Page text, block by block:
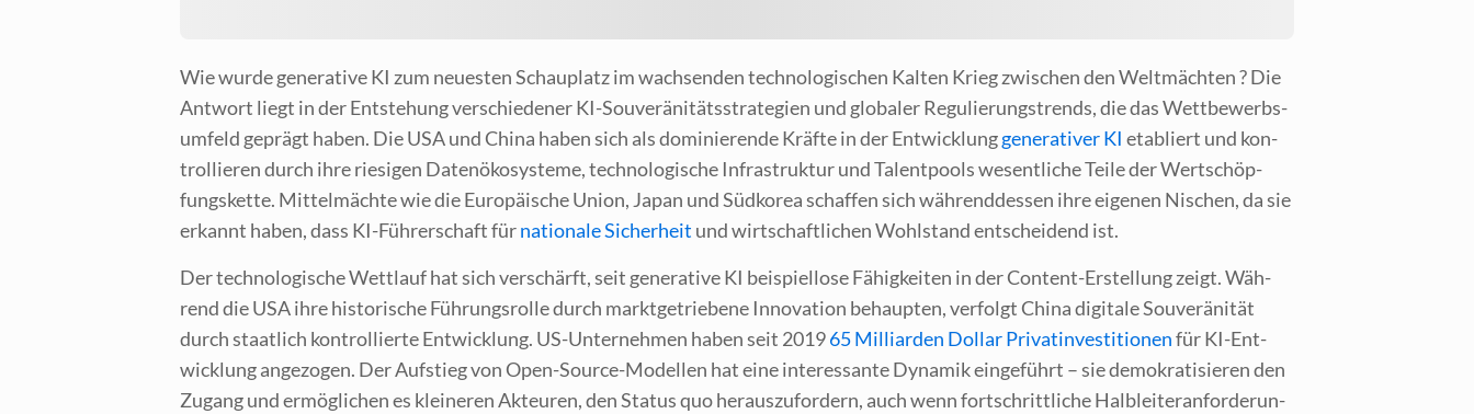
Wie wur­de gene­ra­ti­ve KI zum neu­es­ten Schau­platz im wach­sen­den tech­no­lo­gi­schen Kal­ten Krieg zwi­schen den Welt­mäch­ten ? Die
Ant­wort liegt in der Ent­ste­hung ver­schie­de­ner KI-Sou­ve­rä­ni­täts­stra­te­gien und glo­ba­ler Regu­lie­rungs­trends, die das Wett­be­werbs­
um­feld geprägt haben. Die USA und Chi­na haben sich als domi­nie­ren­de Kräf­te in der Ent­wick­lunggene­ra­ti­ver KI eta­bliert und kon­
trol­lie­ren durch ihre rie­si­gen Daten­öko­sys­te­me, tech­no­lo­gi­sche Infra­struk­tur und Talent­pools wesent­li­che Tei­le der Wert­schöp­
fungs­ket­te. Mit­tel­mäch­te wie die Euro­päi­sche Uni­on, Japan und Süd­ko­rea schaf­fen sich wäh­rend­des­sen ihre eige­nen Nischen, da sie
erkannt haben, dass KI-Füh­rer­schaft fürnatio­na­le Sicher­heit und wirt­schaft­li­chen Wohl­stand ent­schei­dend ist.
Der tech­no­lo­gi­sche Wett­lauf hat sich ver­schärft, seit gene­ra­ti­ve KI bei­spiel­lo­se Fähig­kei­ten in der Con­tent-Erstel­lung zeigt. Wäh­
rend die USA ihre his­to­ri­sche Füh­rungs­rol­le durch markt­ge­trie­be­ne Inno­va­ti­on behaup­ten, ver­folgt Chi­na digi­ta­le Sou­ve­rä­ni­tät
durch staat­lich kon­trol­lier­te Ent­wick­lung. US-Unter­neh­men haben seit 201965 Mil­li­ar­den Dol­lar Pri­vat­in­ves­ti­tio­nenfür KI-Ent­
wick­lung ange­zo­gen. Der Auf­stieg von Open-Source-Model­len hat eine inter­es­san­te Dyna­mik ein­ge­führt – sie demo­kra­ti­sie­ren den
Zugang und ermög­li­chen es klei­ne­ren Akteu­ren, den Sta­tus quo her­aus­zu­for­dern, auch wenn fort­schritt­li­che Halb­lei­ter­an­for­de­run­